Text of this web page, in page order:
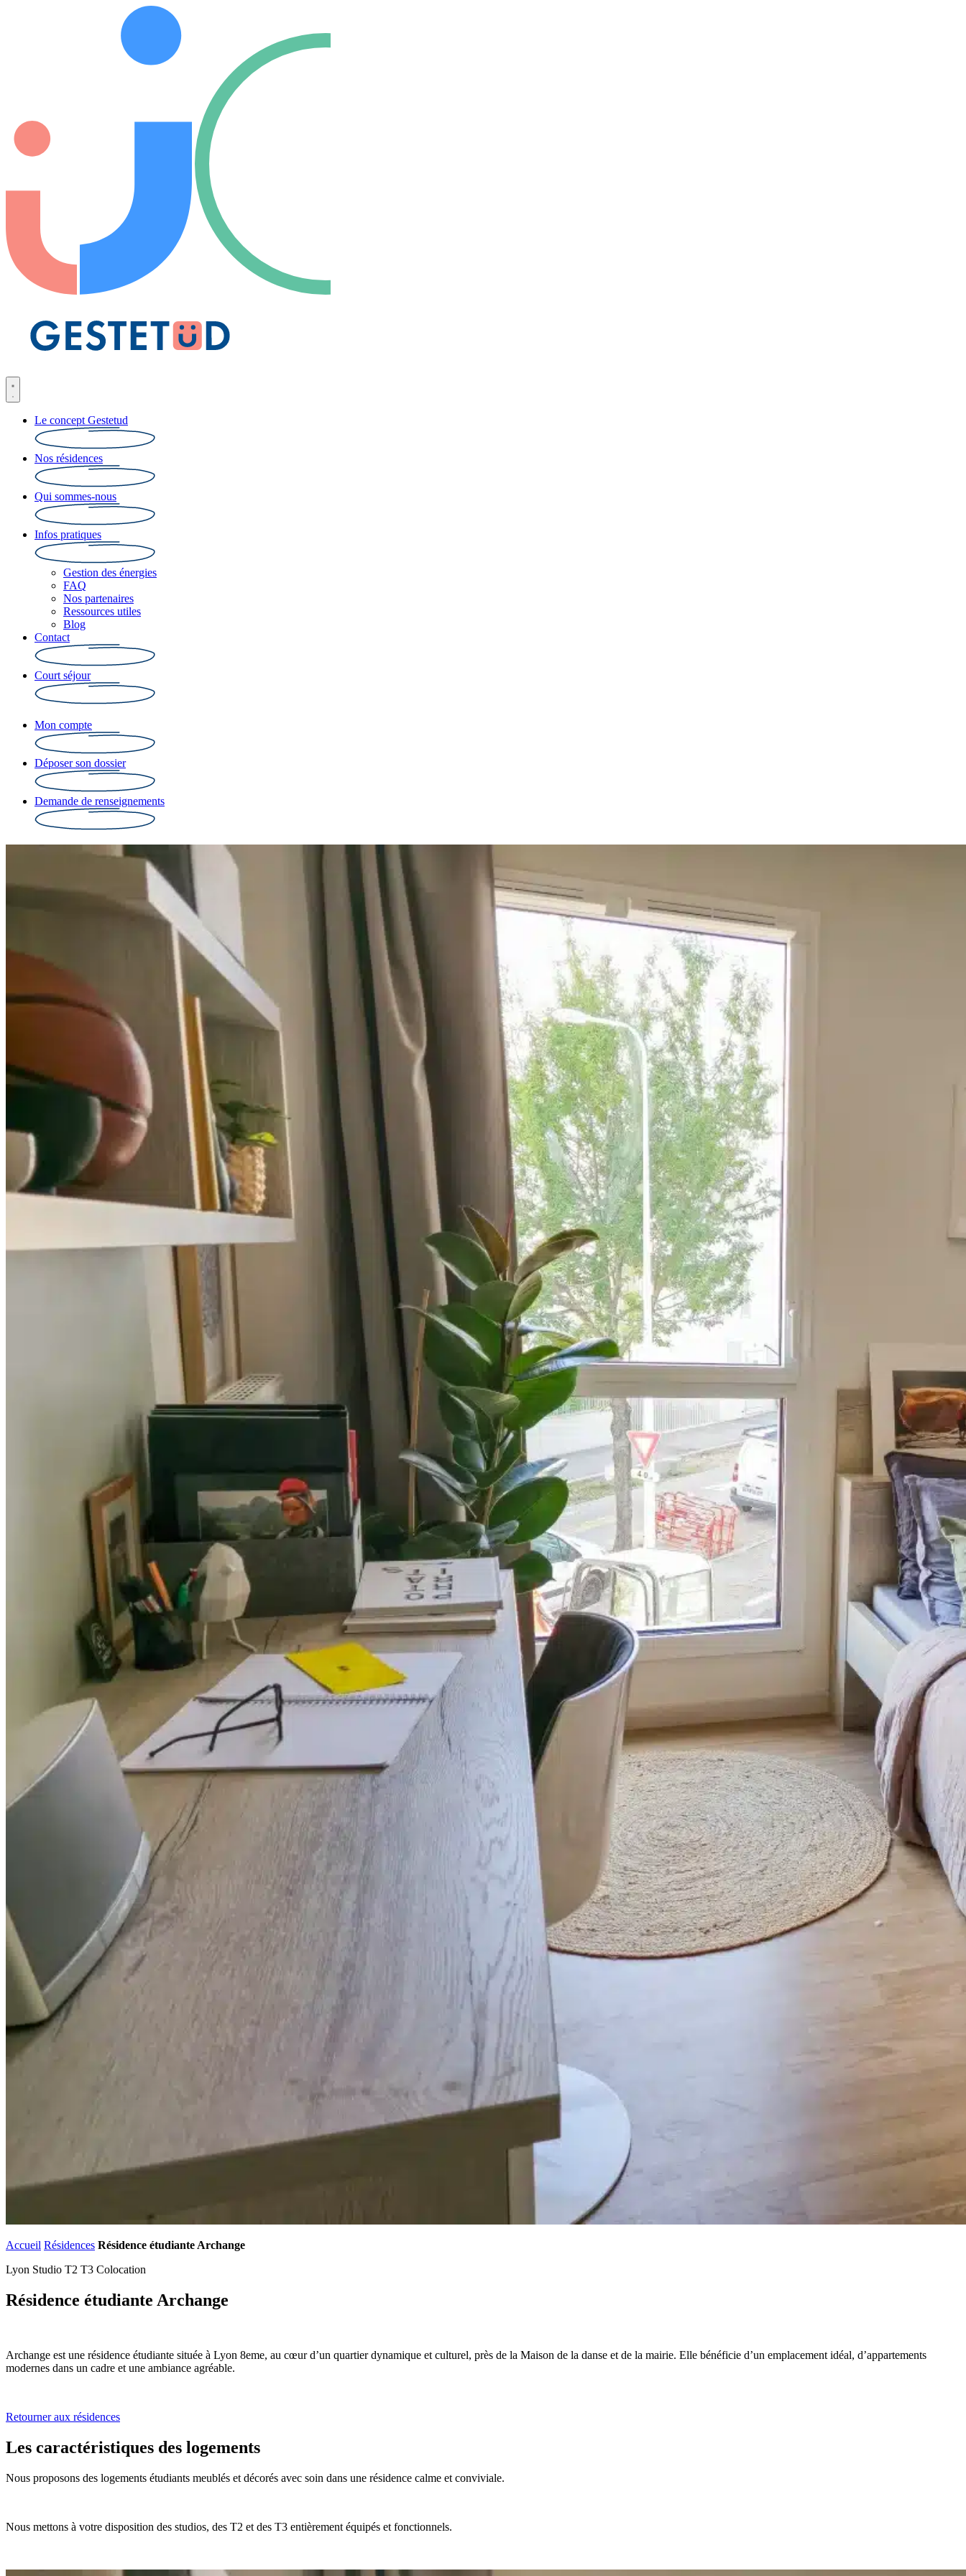
Le concept Gestetud
Nos résidences
Qui sommes-nous
Infos pratiques
Gestion des énergies
FAQ
Nos partenaires
Ressources utiles
Blog
Contact
Court séjour
Mon compte
Déposer son dossier
Demande de renseignements
Accueil Résidences Résidence étudiante Archange
Lyon Studio T2 T3 Colocation
Résidence étudiante Archange
Archange est une résidence étudiante située à Lyon 8eme, au cœur d’un quartier dynamique et culturel, près de la Maison de la danse et de la mairie. Elle bénéficie d’un emplacement idéal, d’appartements
modernes dans un cadre et une ambiance agréable.
Retourner aux résidences
Les caractéristiques des logements
Nous proposons des logements étudiants meublés et décorés avec soin dans une résidence calme et conviviale.
Nous mettons à votre disposition des studios, des T2 et des T3 entièrement équipés et fonctionnels.